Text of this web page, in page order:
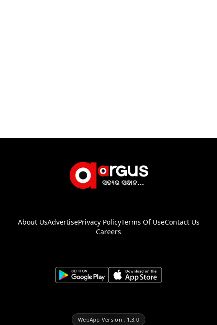
About UsAdvertisePrivacy PolicyTerms Of UseContact Us
Careers
WebApp Version : 1.3.0